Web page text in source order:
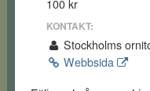
100 kr
KONTAKT:
Stockholms
Webbsida